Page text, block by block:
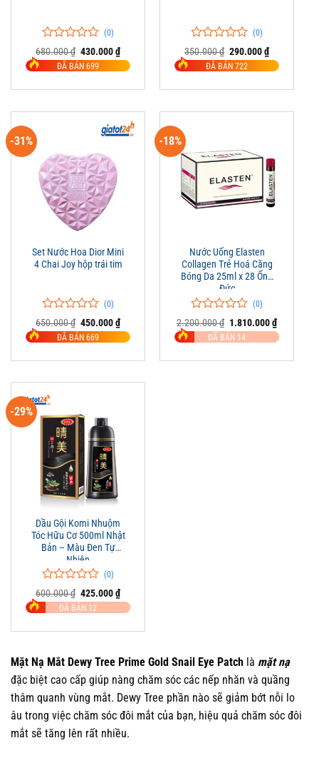
0
trên
5
0
(0)
680.000₫ Giá
gốc
là:
430.000₫Giá
hiện
tại
430.000 ₫.
ĐÃ BÁN 699
0
trên
5
0
(0)
350.000₫ Giá
gốc
là:
290.000₫Giá
hiện
tại
290.000 ₫.
ĐÃ BÁN 722
-31%
Set Nước Hoa Dior Mini
4 Chai Joy hộp trái tim
0
trên
5
0
(0)
650.000₫ Giá
gốc
là:
450.000₫Giá
hiện
tại
450.000 ₫.
ĐÃ BÁN 669
-18%
Nước Uống Elasten
Collagen Trẻ Hoá Căng
Bóng Da 25ml x 28 Ống
Đức
0
trên
5
0
(0)
2.200.000₫ Giá
gốc
là:
1.810.000₫Giá
hiện
tại
1.810.000
ĐÃ BÁN 14
-29%
Dầu Gội Komi Nhuộm
Tóc Hữu Cơ 500ml Nhật
Bản – Màu Đen Tự
Nhiên
0
trên
5
0
(0)
600.000₫ Giá
gốc
là:
425.000₫Giá
hiện
tại
425.000 ₫.
ĐÃ BÁN 12
Mặt Nạ Mắt Dewy Tree Prime Gold Snail Eye Patch là mặt nạ
đặc biệt cao cấp giúp nàng chăm sóc các nếp nhăn và quầng
thâm quanh vùng mắt. Dewy Tree phần nào sẽ giảm bớt nỗi lo
âu trong việc chăm sóc đôi mắt của bạn, hiệu quả chăm sóc đôi
mắt sẽ tăng lên rất nhiều.